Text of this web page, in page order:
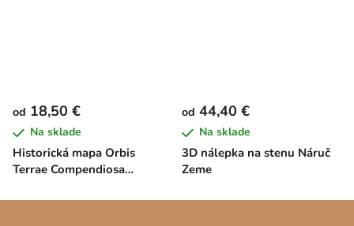
Historická mapa Orbis
Terrae Compendiosa
od 18,50 €
Na sklade
3D nálepka na stenu Náruč
Zeme
od 44,40 €
Na sklade